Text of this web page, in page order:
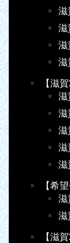
滋
滋
滋
滋
【滋
滋
滋
滋
滋
滋
【希
滋
滋
【滋